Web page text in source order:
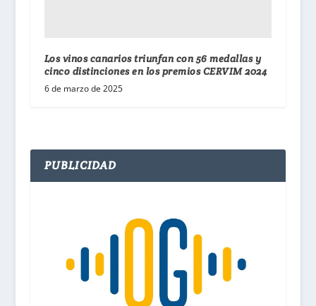
Los vinos canarios triunfan con 56 medallas y
cinco distinciones en los premios CERVIM 2024
6 de marzo de 2025
PUBLICIDAD